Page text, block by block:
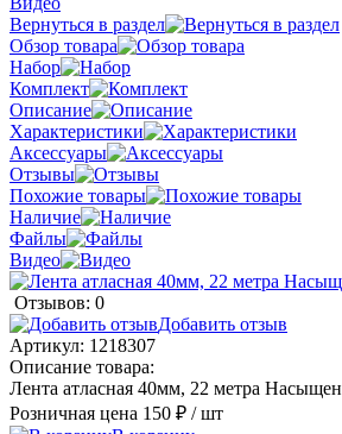
Вернуться в раздел
Обзор товара
Набор
Комплект
Описание
Характеристики
Аксессуары
Отзывы
Похожие товары
Наличие
Файлы
Видео
Отзывов: 0
Добавить отзыв
Артикул: 1218307
Описание товара:
Лента атласная 40мм, 22 метра
Розничная цена 150 ₽ / шт